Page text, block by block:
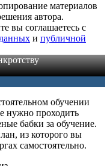
материалов
автора.
вы соглашаетесь с
и публичной
обучении
нужно проходить
бабки за обучение.
из которого вы
самостоятельно.